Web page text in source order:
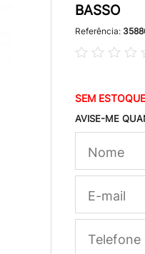
BASSO
Referência:
SEM
AVISE-ME